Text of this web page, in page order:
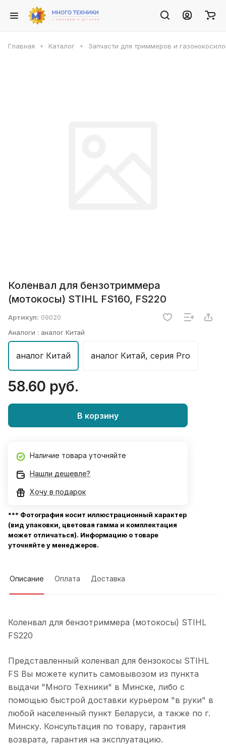
Главная Каталог Запчасти для триммеров и
Коленвал для бензотриммера
(мотокосы) STIHL FS160, FS220
Артикул: 09020
Аналоги : аналог Китай
аналог Китай аналог Китай, серия Pro
58.60 руб.
В корзину
Наличие товара уточняйте
Нашли дешевле?
Хочу в подарок
*** Фотография носит иллюстрационный характер
(вид упаковки, цветовая гамма и комплектация
может отличаться). Информацию о товаре
уточняйте у менеджеров.
Описание Оплата Доставка
Коленвал для бензотриммера (мотокосы) STIHL
FS220
Представленный коленвал для бензокосы STIHL
FS Вы можете купить самовывозом из пункта
выдачи "Много Техники" в Минске, либо с
помощью быстрой доставки курьером "в руки" в
любой населенный пункт Беларуси, а также по г.
Минску. Консультация по товару, гарантия
возврата, гарантия на эксплуатацию.